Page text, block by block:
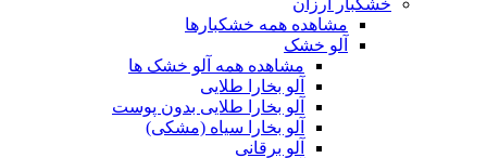
خشکبار ارزان
مشاهده همه خشکبارها
آلو خشک
مشاهده همه آلو خشک ها
آلو بخارا طلایی
آلو بخارا طلایی بدون پوست
آلو بخارا سیاه (مشکی)
آلو برقانی